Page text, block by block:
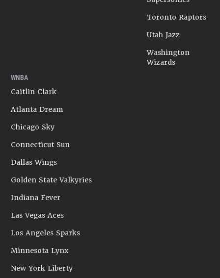
Toronto Raptors
Utah Jazz
Washington
Wizards
WNBA
Caitlin Clark
Atlanta Dream
Chicago Sky
Connecticut Sun
Dallas Wings
Golden State Valkyries
Indiana Fever
Las Vegas Aces
Los Angeles Sparks
Minnesota Lynx
New York Liberty